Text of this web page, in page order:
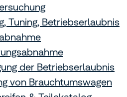
Tuning, Betriebserlaubnis
der Betriebserlaubnis
von Brauchtumswagen